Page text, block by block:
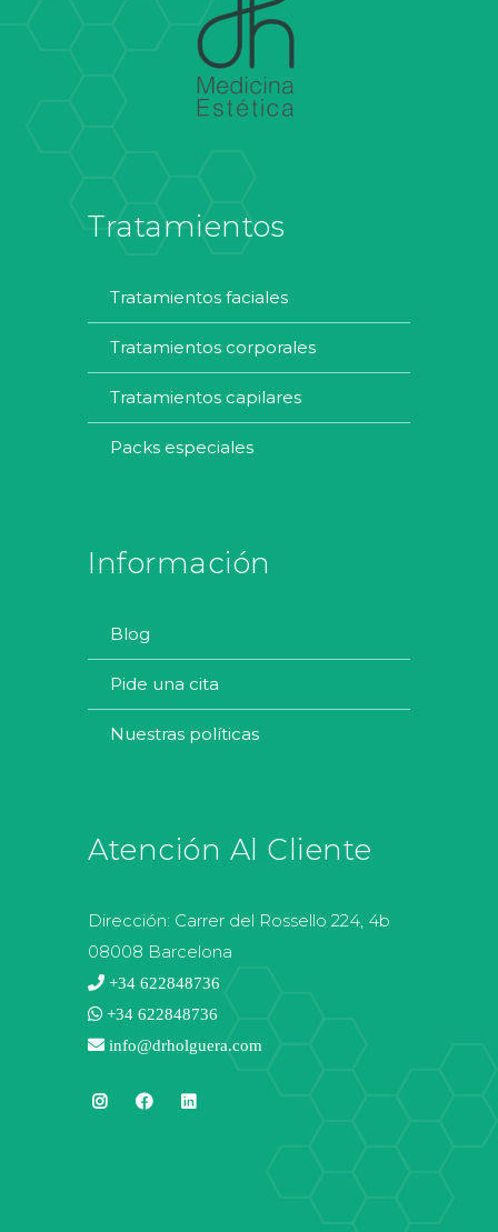
Tratamientos
tratamientos faciales
tratamientos corporales
tratamientos capilares
packs especiales
Información
blog
pide una cita
nuestras políticas
Atención Al Cliente
Dirección: Carrer del Rossello 224, 4b
08008 Barcelona
+34 622848736
+34 622848736
info@drholguera.com